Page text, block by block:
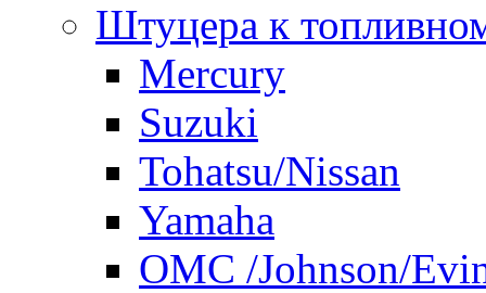
Штуцера к
Mercury
Suzuki
Tohatsu/Nissan
Yamaha
ОМС /Johnson/